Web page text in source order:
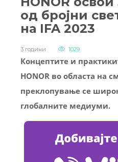
од бројни
на IFA 2023
3 години 1029
Концептите и
HONOR во областа на
преклопување се
глобалните медиуми.